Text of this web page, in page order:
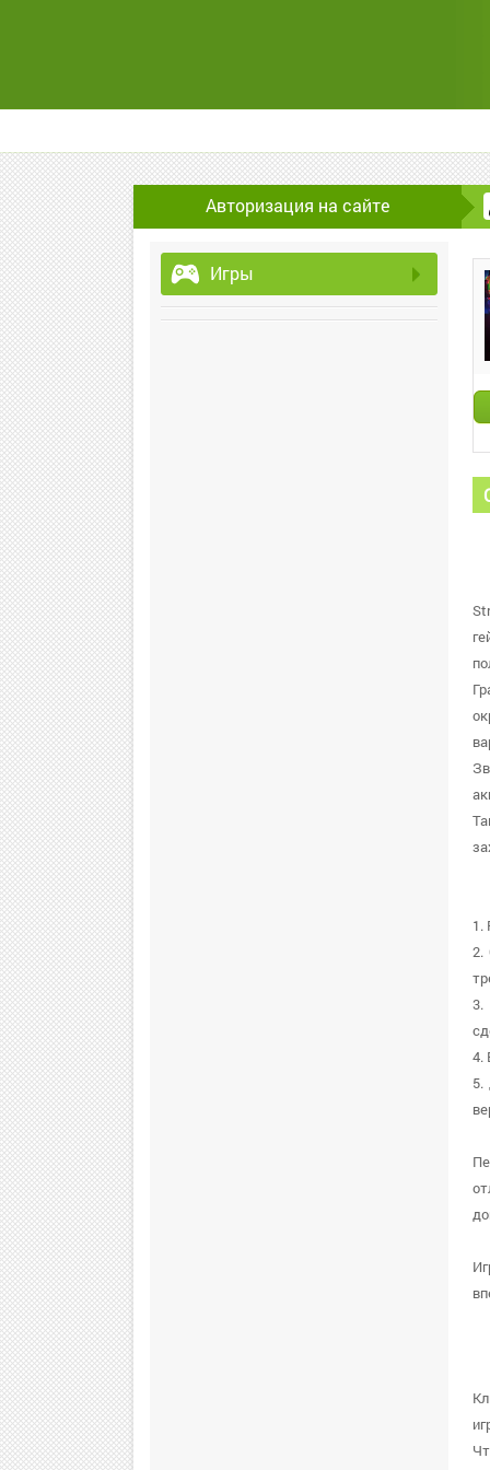
Авторизация на сайте
Игры
1.
2.
3.
4.
5.